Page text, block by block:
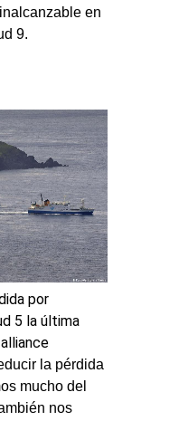
en
9.
por
5 la última
la pérdida
mucho del
nos